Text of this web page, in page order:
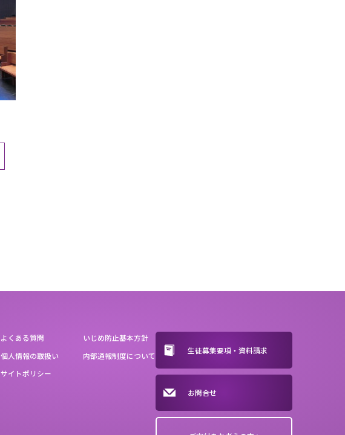
よくある質問
個人情報の取扱い
サイトポリシー
いじめ防止基本方針
内部通報制度について
生徒募集要項・資料請求
お問合せ